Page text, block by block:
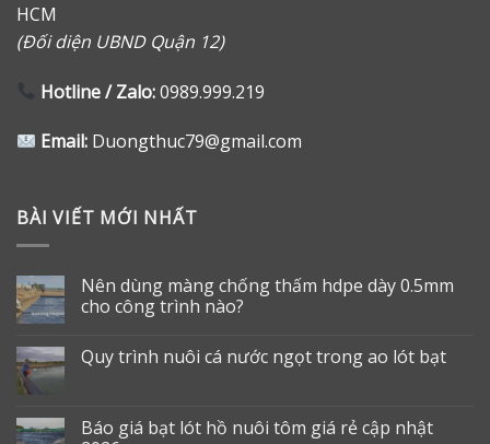
HCM
(Đối diện UBND Quận 12)
Hotline / Zalo:0989.999.219
Email: Duongthuc79@gmail.com
BÀI VIẾT MỚI NHẤT
Nên dùng màng chống thấm hdpe dày 0.5mm
cho công trình nào?
Quy trình nuôi cá nước ngọt trong ao lót bạt
Báo giá bạt lót hồ nuôi tôm giá rẻ cập nhật